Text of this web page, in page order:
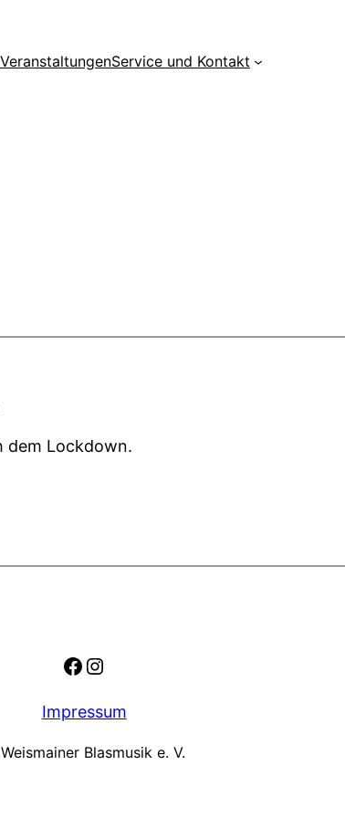
VeranstaltungenService und Kontakt
dem Lockdown.
Facebook
Instagram
Impressum
Blasmusik e. V.